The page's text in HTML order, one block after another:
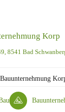
Korp
8541 Bad